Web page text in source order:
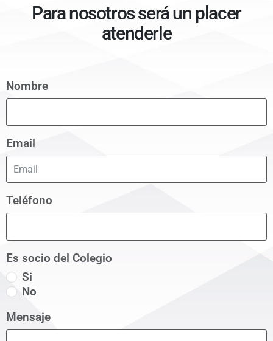
Para nosotros será un placer
atenderle
Nombre
Email
Teléfono
Es socio del Colegio
Si
No
Mensaje